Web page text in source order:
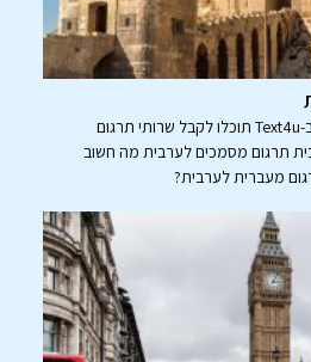
שירותי תרגום מתחומי עיסוק ב-Text4u תוכלו לקבל שרותי תרגום
תרגום מסמכים לערבית מה חשוב
מעברית לערבית?